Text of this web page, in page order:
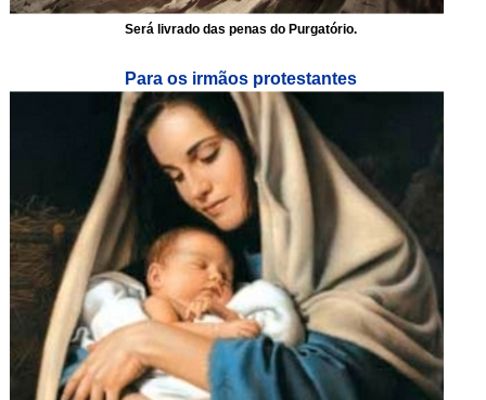
Será livrado das penas do Purgatório.
Para os irmãos protestantes